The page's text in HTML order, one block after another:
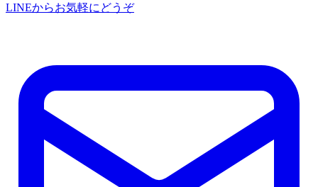
LINEからお気軽にどうぞ